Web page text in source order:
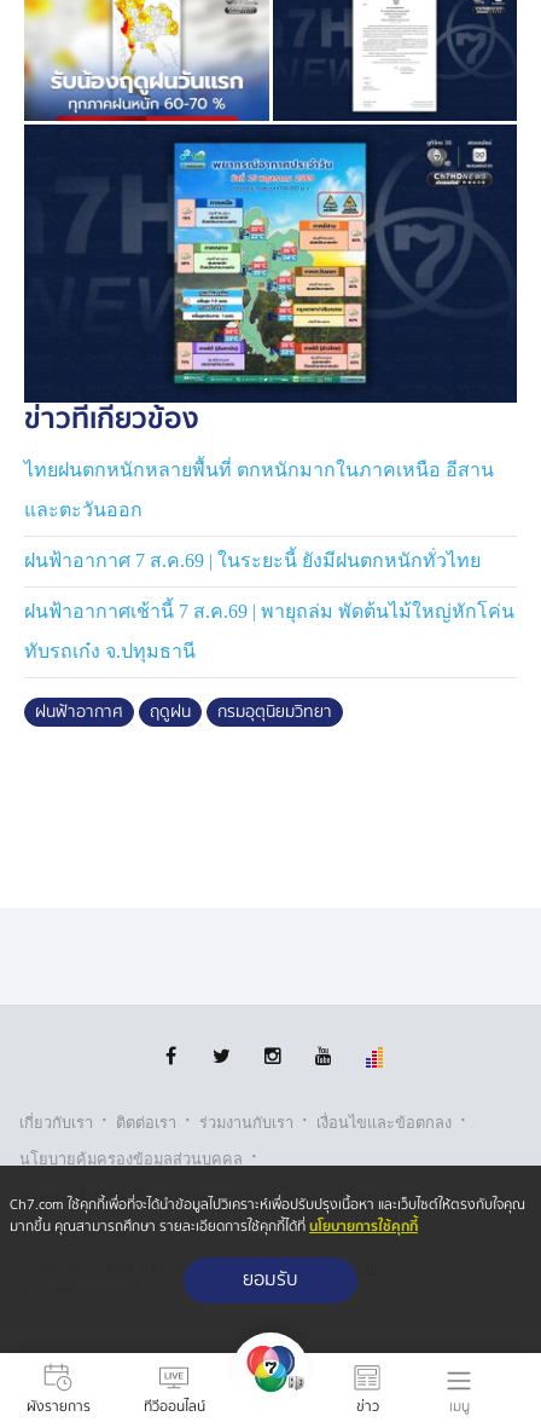
ผังรายการ ทีวีออนไลน์ ข่าว เมนู
วันพรุ่งนี้
ภาคเหนือ มีฝนฟ้าคะนอง ร้อยละ 70 ของพื้นที่ และมีฝน
ตกหนักถึงหนักมากบางแห่ง บริเวณจังหวัดแม่ฮ่องสอน
เชียงใหม่ เชียงราย ลำพูน ลำปาง พะเยา น่าน แพร่ อุตรดิตถ์
ตากกำแพงเพชร พิษณุโลก และเพชรบูรณ์ อุณหภูมิสูงสุด
32-35 องศาเซลเซียส
ภาคตะวันออกเฉียงเหนือ มีฝนฟ้าคะนอง ร้อยละ 60 ของ
พื้นที่ และมีฝนตกหนักบางแห่ง บริเวณจังหวัดเลย หนองคาย
บึงกาฬ สกลนคร นครพนม ชัยภูมิ มุกดาหาร อำนาจเจริญ
ศรีสะเกษ และอุบลราชธานี อุณหภูมิสูงสุด 34-36 องศา
ภาคกลาง มีฝนฟ้าคะนอง ร้อยละ 60 ของพื้นที่ และมีฝน
ตกหนักถึงหนักมากบางแห่ง บริเวณจังหวัดนครสวรรค์
องศาเซลเซียส
ภาคตะวันออก มีฝนฟ้าคะนอง ร้อยละ 60 ของพื้นที่ และมี
ฝนตกหนักบางแห่ง บริเวณจังหวัดระยอง จันทบุรี และตราด
ภาคใต้(ฝั่งตะวันออก) มีฝนฟ้าคะนอง ร้อยละ 60 ของพื้นที่
และมีฝนตกหนักถึงหนักมากบางแห่ง บริเวณจังหวัดเพชรบุรี
กรุงเทพและปริมณฑล มีฝนฟ้าคะนอง ร้อยละ 60 ของพื้นที่
อุณหภูมิสูงสุด 34-36 องศาเซลเซียส
ข่าวที่เกี่ยวข้อง
ไทยฝนตกหนักหลายพื้นที่ ตกหนักมากในภาคเหนือ อีสาน
และตะวันออก
ฝนฟ้าอากาศ 7 ส.ค.69 | ในระยะนี้ ยังมีฝนตกหนักทั่วไทย
ฝนฟ้าอากาศเช้านี้ 7 ส.ค.69 | พายุถล่ม พัดต้นไม้ใหญ่หักโค่น
ทับรถเก๋ง จ.ปทุมธานี
ฝนฟ้าอากาศ ฤดูฝน กรมอุตุนิยมวิทยา
เกี่ยวกับเรา · ติตต่อเรา · ร่วมงานกับเรา · เงื่อนไขและข้อตกลง ·
นโยบายคุ้มครองข้อมูลส่วนบุคคล ·
นโยบายคุ้มครองข้อมูลส่วนบุคคล (ออนไลน์) · นโยบายคุกกี้ ·
รับเรื่องร้องเรียน
Copyright © 2026 Bangkok Broadcasting & T.V. Co.,Ltd.
Ch7.com ใช้คุกกี้เพื่อที่จะได้นำข้อมูลไปวิเคราะห์เพื่อปรับปรุงเนื้อหา และเว็บไซต์ให้ตรงกับใจคุณ
มากขึ้น คุณสามารถศึกษา รายละเอียดการใช้คุกกี้ได้ที่นโยบายการใช้คุกกี้
ยอมรับ